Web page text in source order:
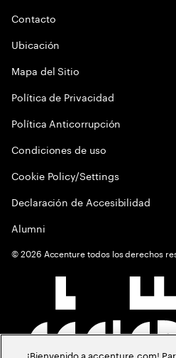
Contacto
Ubicación
Mapa del Sitio
Política de Privacidad
Política Anticorrupción
Condiciones de uso
Cookie Policy/Settings
Declaración de Accesibilidad
Alumni
©2026 Accenture todos los derechos
¡Bienvenido a accenture.com!